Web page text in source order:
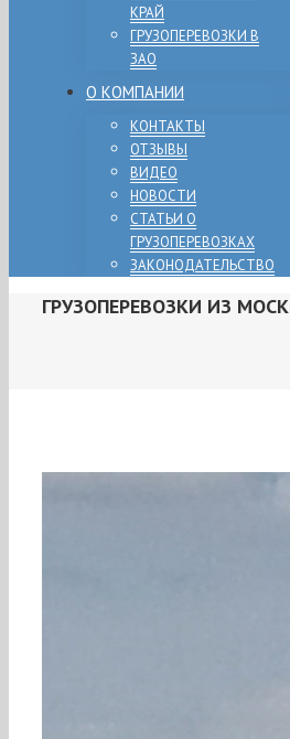
КРАЙ
ГРУЗОПЕРЕВОЗКИ В
ЗАО
О КОМПАНИИ
КОНТАКТЫ
ОТЗЫВЫ
ВИДЕО
НОВОСТИ
СТАТЬИ О
ГРУЗОПЕРЕВОЗКАХ
ЗАКОНОДАТЕЛЬСТВО
ГРУЗОПЕРЕВОЗКИ ИЗ